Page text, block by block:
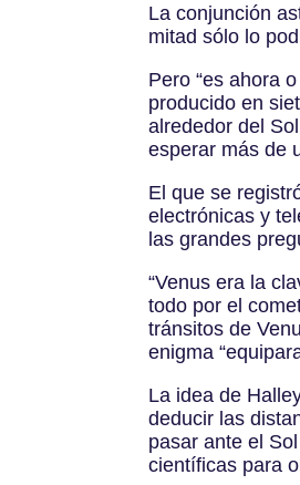
La conjunción
mitad sólo lo
Pero “es ahora
producido en
alrededor del
esperar más de
El que se
electrónicas y
las grandes
“Venus era la
todo por el
tránsitos de
enigma
La idea de
deducir las
pasar ante el
científicas para